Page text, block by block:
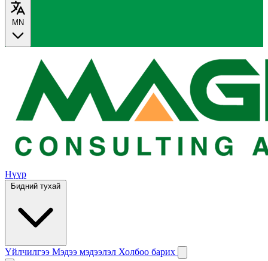
MN
Нүүр
Бидний тухай
Үйлчилгээ Мэдээ мэдээлэл Холбоо барих